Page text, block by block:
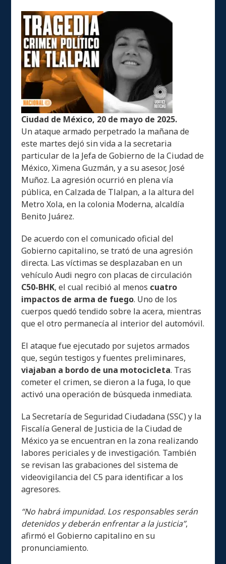
Ciudad de México, 20 de mayo de 2025.
Un ataque armado perpetrado la mañana de
este martes dejó sin vida a la secretaria
particular de la Jefa de Gobierno de la Ciudad de
México, Ximena Guzmán, y a su asesor, José
Muñoz. La agresión ocurrió en plena vía
pública, en Calzada de Tlalpan, a la altura del
Metro Xola, en la colonia Moderna, alcaldía
Benito Juárez.
De acuerdo con el comunicado oficial del
Gobierno capitalino, se trató de una agresión
directa. Las víctimas se desplazaban en un
vehículo Audi negro con placas de circulación
C50-BHK, el cual recibió al menos cuatro
impactos de arma de fuego. Uno de los
cuerpos quedó tendido sobre la acera, mientras
que el otro permanecía al interior del automóvil.
El ataque fue ejecutado por sujetos armados
que, según testigos y fuentes preliminares,
viajaban a bordo de una motocicleta. Tras
cometer el crimen, se dieron a la fuga, lo que
activó una operación de búsqueda inmediata.
La Secretaría de Seguridad Ciudadana (SSC) y la
Fiscalía General de Justicia de la Ciudad de
México ya se encuentran en la zona realizando
labores periciales y de investigación. También
se revisan las grabaciones del sistema de
videovigilancia del C5 para identificar a los
agresores.
“No habrá impunidad. Los responsables serán
detenidos y deberán enfrentar a la justicia”,
afirmó el Gobierno capitalino en su
pronunciamiento.